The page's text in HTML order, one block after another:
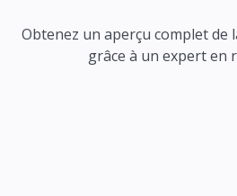
Obtenez un aperçu complet de
grâce à un expert en